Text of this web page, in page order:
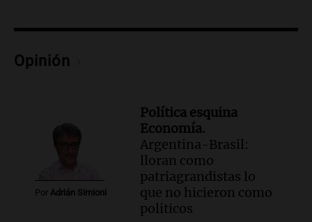
Audio.Embajada china en Argentina
ejecutivos por trato con telefónica
La Expo Regional del Sur se
prepara con novedades para disfrutar en
La Baulal este fin de semana
Audio.Cerro Catedral recibe a 1.600
alumnos en programa de esquí escolar
Opinión
Por Adrián Simioni
Política esquina
Economía.
Argentina-Brasil:
lloran como
patriagrandistas lo
que no hicieron como
politicos